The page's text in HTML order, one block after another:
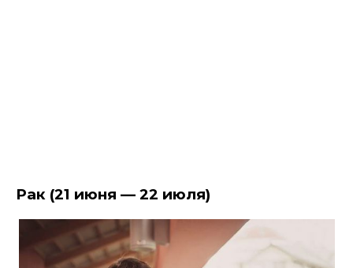
Рак (21 июня — 22 июля)